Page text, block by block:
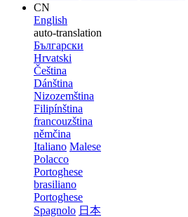
CN
English
auto-translation
Български
Hrvatski
Čeština
Dánština
Nizozemština
Filipínština
francouzština
němčina
Italiano Malese
Polacco
Portoghese
brasiliano
Portoghese
Spagnolo 日本